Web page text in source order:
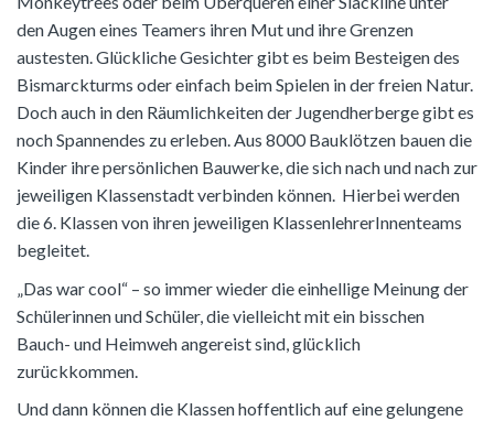
den Augen eines Teamers ihren Mut und ihre Grenzen
austesten. Glückliche Gesichter gibt es beim Besteigen des
Bismarckturms oder einfach beim Spielen in der freien Natur.
Doch auch in den Räumlichkeiten der Jugendherberge gibt es
noch Spannendes zu erleben. Aus 8000 Bauklötzen bauen die
Kinder ihre persönlichen Bauwerke, die sich nach und nach zur
jeweiligen Klassenstadt verbinden können. Hierbei werden
die 6. Klassen von ihren jeweiligen KlassenlehrerInnenteams
begleitet.
„Das war cool“ – so immer wieder die einhellige Meinung der
Schülerinnen und Schüler, die vielleicht mit ein bisschen
Bauch- und Heimweh angereist sind, glücklich
zurückkommen.
Und dann können die Klassen hoffentlich auf eine gelungene